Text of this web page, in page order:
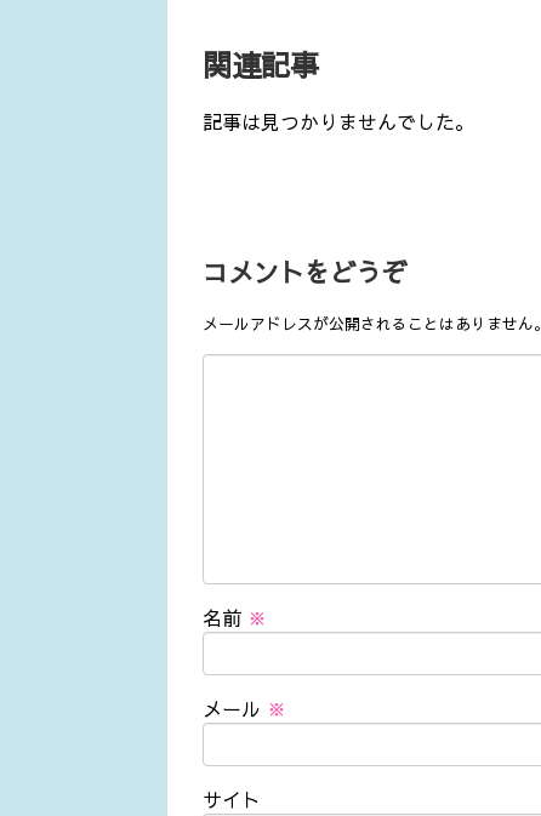
関連記事
記事は見つかりませんでした。
コメントをどうぞ
メールアドレスが公開されることはありません。
名前 ※
メール ※
サイト